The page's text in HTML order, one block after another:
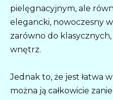
pielęgnacyjnym, ale
elegancki, nowoczesny
zarówno do
wnętrz.
Jednak to, że jest łatwa
można ją całkowicie